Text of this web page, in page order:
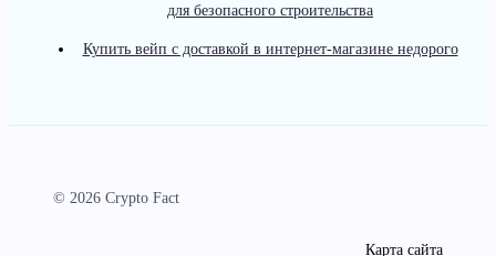
для безопасного строительства
Купить вейп с доставкой в интернет-магазине недорого
© 2026 Crypto Fact
Карта сайта